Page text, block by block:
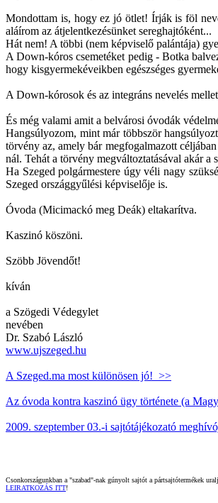
Mondottam is, hogy ez jó ötlet! Írják is föl
aláírom az átjelentkezésünket sereghajtóként...
Hát nem! A többi (nem képviselő palántája)
A Down-kóros csemetéket pedig - Botka
hogy kisgyermekéveikben egészséges
A Down-kórosok és az integráns nevelés
És még valami amit a belvárosi óvodák
Hangsúlyozom, mint már többször
törvény az, amely bár megfogalmazott
nál. Tehát a törvény megváltoztatásával akár
Ha Szeged polgármestere úgy véli nagy
Szeged országgyűlési képviselője is.
Óvoda (Micimackó meg Deák) eltakarítva.
Kaszinó köszöni.
Szöbb Jövendőt!
kíván
a Szögedi Védegylet
nevében
Dr. Szabó László
www.ujszeged.hu
A Szeged.ma most különösen jó! >>
Az óvoda kontra kaszinó ügy története (a
2009. szeptember 03.-i sajtótájékozató
Csonkországunkban a "szabad"-nak gúnyolt sajtót a pártsajtótermékek
LEIRATKOZÁS ITT!